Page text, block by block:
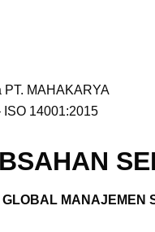
PT. MAHAKARYA
14001:2015
GLOBAL MANAJEMEN